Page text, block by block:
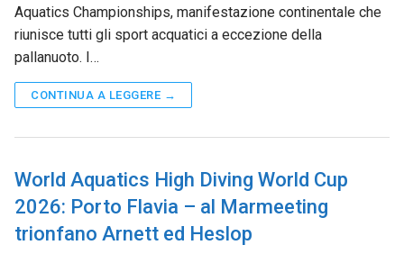
Aquatics Championships, manifestazione continentale che
riunisce tutti gli sport acquatici a eccezione della
pallanuoto. I…
CONTINUA A LEGGERE →
World Aquatics High Diving World Cup
2026: Porto Flavia – al Marmeeting
trionfano Arnett ed Heslop